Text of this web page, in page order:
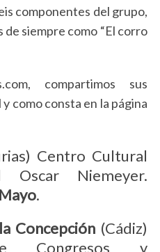
componentes del grupo,
siempre como “El corro
compartimos sus
y como consta en la página
Centro Cultural
Oscar Niemeyer.
.
Concepción (Cádiz)
Congresos y